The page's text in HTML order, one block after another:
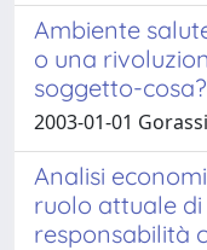
Ambiente
o una
soggetto-cosa?
2003-01-01
Analisi
ruolo attuale
responsabilità